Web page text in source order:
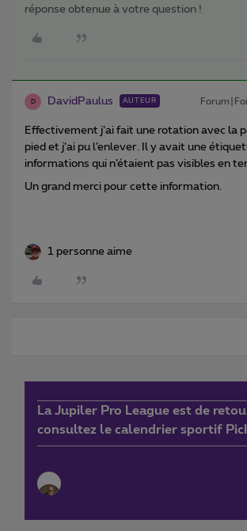
réponse obtenue à votre question !
D DavidPaulus AUTEUR
Effectivement j’ai fait une rotation avec la
pied et j’ai pu l’enlever. Il y avait une
informations qui n’étaient pas visibles en
Un grand merci pour cette information.
1 personne aime
La Jupiler Pro League est de
consultez le calendrier sportif